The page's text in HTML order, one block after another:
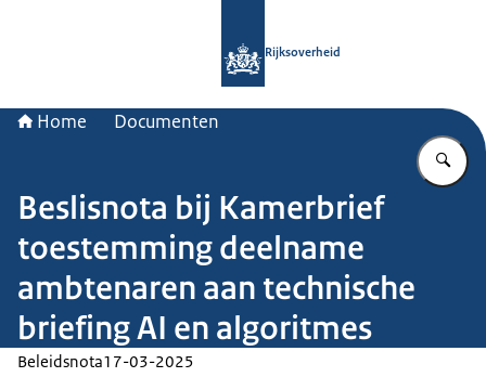
Rijksoverheid
Home Documenten
Beslisnota bij Kamerbrief
toestemming deelname
ambtenaren aan technische
briefing AI en algoritmes
Beleidsnota17-03-2025